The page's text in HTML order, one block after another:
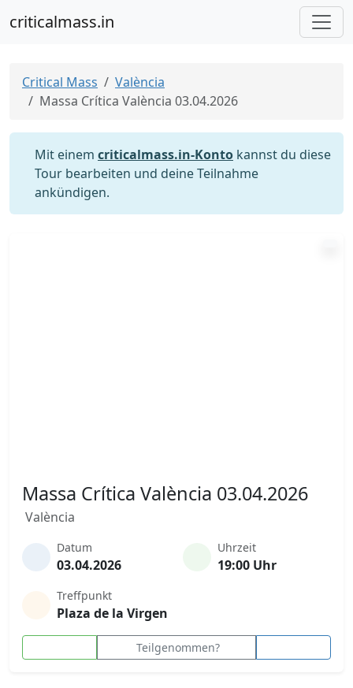
criticalmass.in
Critical Mass
València
Massa Crítica València 03.04.2026
Mit einem criticalmass.in-Konto kannst du diese
Tour bearbeiten und deine Teilnahme
ankündigen.
Massa Crítica València 03.04.2026
València
Datum
03.04.2026
Uhrzeit
19:00 Uhr
Treffpunkt
Plaza de la Virgen
Teilgenommen?